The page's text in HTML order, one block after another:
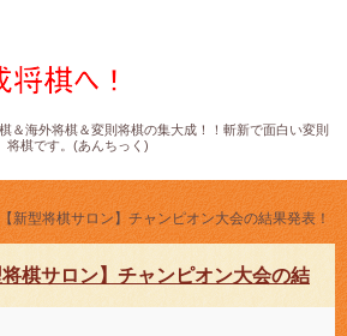
＆海外将棋＆変則将棋の集大成！！斬新で面白い変則
将棋です。(あんちっく)
新型将棋サロン】チャンピオン大会の結果発表！
棋サロン】チャンピオン大会の結